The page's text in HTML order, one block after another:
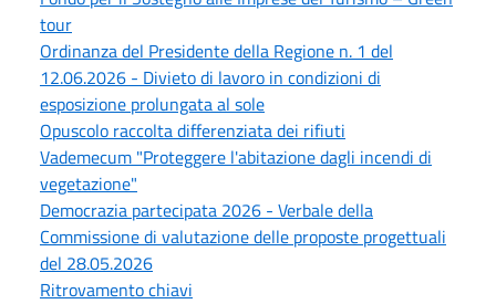
tour
Ordinanza del Presidente della Regione n. 1 del
12.06.2026 - Divieto di lavoro in condizioni di
esposizione prolungata al sole
Opuscolo raccolta differenziata dei rifiuti
Vademecum "Proteggere l'abitazione dagli incendi di
vegetazione"
Democrazia partecipata 2026 - Verbale della
Commissione di valutazione delle proposte progettuali
del 28.05.2026
Ritrovamento chiavi